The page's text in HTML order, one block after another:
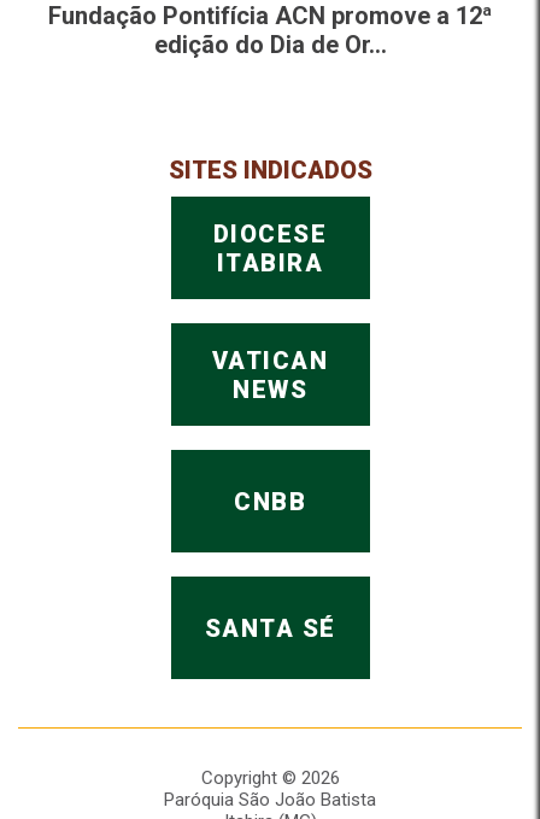
Fundação Pontifícia ACN promove a 12ª
edição do Dia de Or...
SITES INDICADOS
DIOCESE
ITABIRA
VATICAN
NEWS
CNBB
SANTA SÉ
Copyright © 2026
Paróquia São João Batista